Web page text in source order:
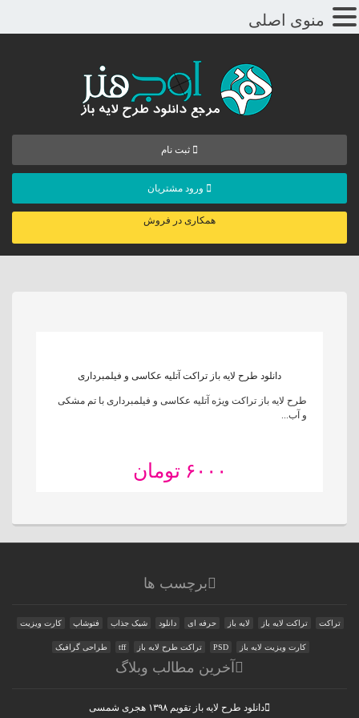
ثبت نام
ورود مشتریان
همکاری در فروش
دانلود طرح لایه باز تراکت آتلیه عکاسی و فیلمبرداری
طرح لایه باز تراکت ویژه آتلیه عکاسی و فیلمبرداری با تم مشکی
و آب...
۶۰۰۰ تومان
منوی اصلی
برچسب ها
تراکت تراکت لایه باز لایه باز حرفه ای دانلود شیک جذاب فتوشاپ کارت ویزیت
کارت ویزیت لایه باز PSD تراکت طرح لایه باز tff طراحی گرافیک
آخرین مطالب وبلاگ
دانلود طرح لایه باز تقویم ۱۳۹۸ هجری شمسی